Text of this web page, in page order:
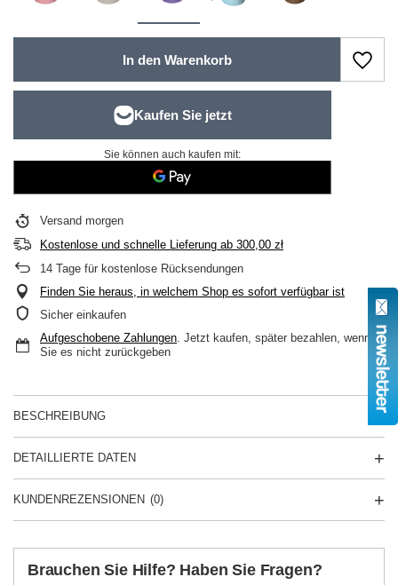
In den Warenkorb
Sie können auch kaufen mit:
Versand morgen
Kostenlose und schnelle Lieferung ab 300,00 zł
14 Tage für kostenlose Rücksendungen
Finden Sie heraus, in welchem Shop es sofort verfügbar ist
Sicher einkaufen
Aufgeschobene Zahlungen. Jetzt kaufen, später bezahlen, wenn
Sie es nicht zurückgeben
BESCHREIBUNG
DETAILLIERTE DATEN
KUNDENREZENSIONEN (0)
Brauchen Sie Hilfe? Haben Sie Fragen?